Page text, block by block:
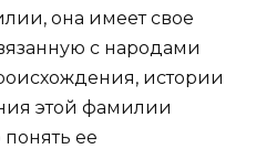
она имеет свое
с народами
истории
этой фамилии
ее